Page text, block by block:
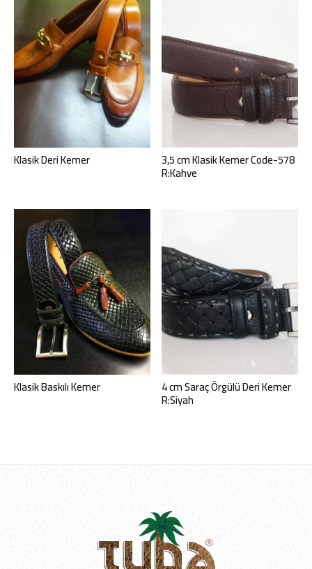
Klasik Deri Kemer 3,5 cm Klasik Kemer Code-578
R:Kahve
Klasik Baskılı Kemer 4 cm Saraç Örgülü Deri Kemer
R:Siyah